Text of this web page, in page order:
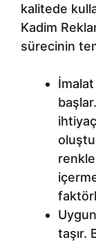
kalitede
Kadim
sürecinin
taşır.